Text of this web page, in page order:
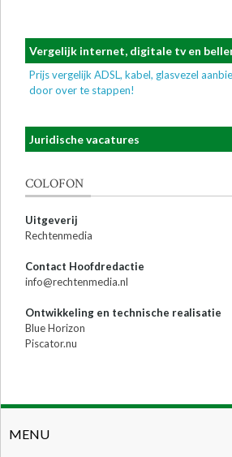
Vergelijk internet, digitale tv en
Prijs vergelijk ADSL, kabel, glasvezel
door over te stappen!
Juridische vacatures
COLOFON
Uitgeverij
Rechtenmedia
Contact Hoofdredactie
info@rechtenmedia.nl
Ontwikkeling en technische realisatie
Blue Horizon
Piscator.nu
MENU